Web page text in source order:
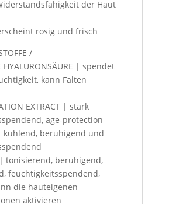
der Haut
rosig und frisch
/
HYALURONSÄURE | spendet
kann Falten
EXTRACT | stark
age-protection
| kühlend, beruhigend und
| tonisierend, beruhigend,
feuchtigkeitsspendend,
die hauteigenen
aktivieren